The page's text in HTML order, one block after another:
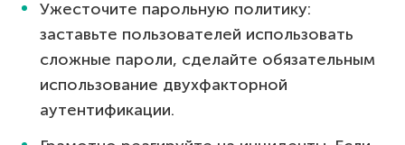
Ужесточите парольную политику:
заставьте пользователей использовать
сложные пароли, сделайте обязательным
использование двухфакторной
аутентификации.